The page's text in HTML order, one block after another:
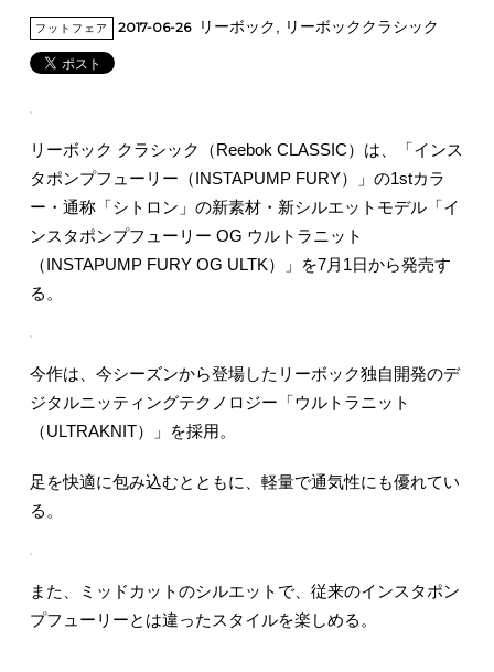
フットフェア 2017-06-26 リーボック リーボッククラシック
リーボック クラシック（Reebok CLASSIC）は、「インス
タポンプフューリー（INSTAPUMP FURY）」の1stカラ
ー・通称「シトロン」の新素材・新シルエットモデル「イ
ンスタポンプフューリー OG ウルトラニット
（INSTAPUMP FURY OG ULTK）」を7月1日から発売す
る。
今作は、今シーズンから登場したリーボック独自開発のデ
ジタルニッティングテクノロジー「ウルトラニット
（ULTRAKNIT）」を採用。
足を快適に包み込むとともに、軽量で通気性にも優れてい
る。
また、ミッドカットのシルエットで、従来のインスタポン
プフューリーとは違ったスタイルを楽しめる。